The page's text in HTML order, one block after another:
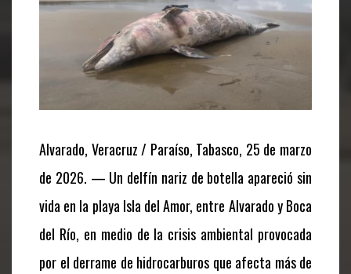
Alvarado, Veracruz / Paraíso, Tabasco, 25 de marzo
de 2026. — Un delfín nariz de botella apareció sin
vida en la playa Isla del Amor, entre Alvarado y Boca
del Río, en medio de la crisis ambiental provocada
por el derrame de hidrocarburos que afecta más de